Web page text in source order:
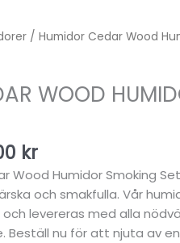
/ Humidor Cedar Wood
WOOD
kr
Det
är:
Wood Humidor Smoking
och smakfulla. Vår
levereras med alla
Beställ nu för att njuta av